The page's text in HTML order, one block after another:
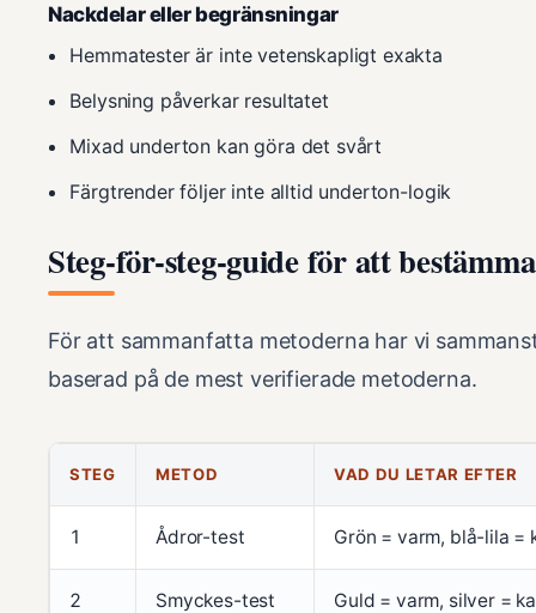
Nackdelar eller begränsningar
Hemmatester är inte vetenskapligt exakta
Belysning påverkar resultatet
Mixad underton kan göra det svårt
Färgtrender följer inte alltid underton-logik
Steg-för-steg-guide för att
För att sammanfatta metoderna har vi
baserad på de mest verifierade metoderna.
STEG METOD VAD DU LETAR EFTER
1 Ådror-test Grön = varm, blå-lila =
2 Smyckes-test Guld = varm, silver =